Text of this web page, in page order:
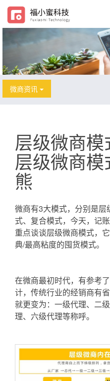
微商资讯
层级微商
层级微商
熊
微商有3大模式，分别是
式、复合模式，今天，记
重点谈谈层级微商模式，
典/最高粘度的囤货模式。
在微商最初时代，有参考
计，传统行业的经销商有
就更变为：一级代理、二
理、六级代理等称呼。